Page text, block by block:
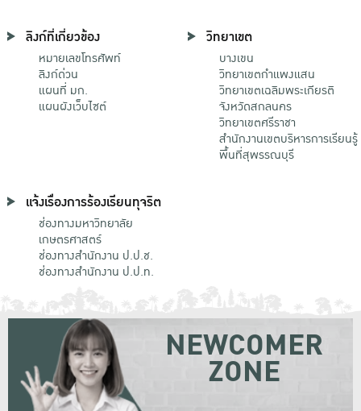
ลิงก์ที่เกี่ยวข้อง
หมายเลขโทรศัพท์
ลิงก์ด่วน
แผนที่ มก.
แผนผังเว็บไซต์
วิทยาเขต
บางเขน
วิทยาเขตกําแพงแสน
วิทยาเขตเฉลิมพระเกียรติ
จังหวัดสกลนคร
วิทยาเขตศรีราชา
สำนักงานเขตบริหารการเรียนรู้
พื้นที่สุพรรณบุรี
แจ้งเรื่องการร้องเรียนทุจริต
ช่องทางมหาวิทยาลัย
เกษตรศาสตร์
ช่องทางสำนักงาน ป.ป.ช.
ช่องทางสำนักงาน ป.ป.ท.
NEWCOMER
ZONE